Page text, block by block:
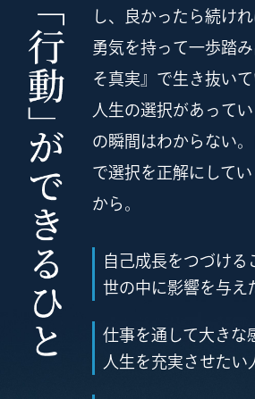
し、良かったら続けれ
勇気を持って一歩踏
そ真実』で生き抜いて
人生の選択があって
の瞬間はわからない。
で選択を正解にして
から。
自己成長をつづける
世の中に影響を与え
仕事を通して大きな
人生を充実させたい